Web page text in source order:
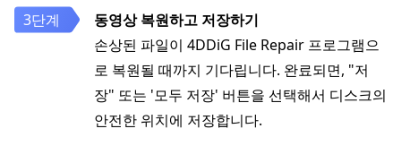
동영상 복원하고 저장하기
손상된 파일이 4DDiG File Repair 프로그램으
로 복원될 때까지 기다립니다. 완료되면, "저
장" 또는 '모두 저장' 버튼을 선택해서 디스크의
안전한 위치에 저장합니다.